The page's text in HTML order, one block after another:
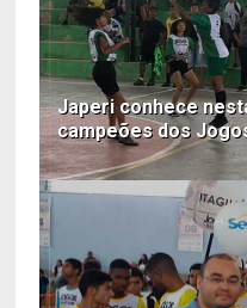
Japeri conhece
campeões dos